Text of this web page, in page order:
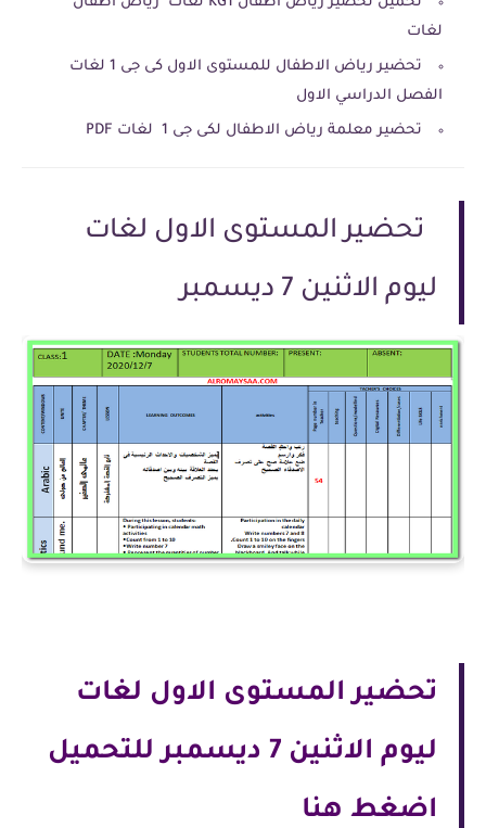
لغات
تحضير رياض الاطفال للمستوى الاول كى جى 1 لغات
الفصل الدراسي الاول
تحضير معلمة رياض الاطفال لكى جى 1 لغات PDF
تحضير المستوى الاول لغات
ليوم الاثنين 7 ديسمبر
تحضير المستوى الاول لغات
ليوم الاثنين 7 ديسمبر للتحميل
اضغط هنا